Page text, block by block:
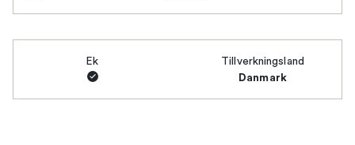
Ek Tillverkningsland
Danmark